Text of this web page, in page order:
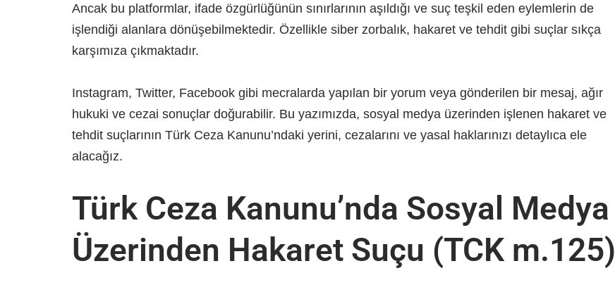
Ancak bu platformlar, ifade özgürlüğünün sınırlarının aşıldığı ve suç teşkil eden eylemlerin de
işlendiği alanlara dönüşebilmektedir. Özellikle siber zorbalık, hakaret ve tehdit gibi suçlar sıkça
karşımıza çıkmaktadır.
Instagram, Twitter, Facebook gibi mecralarda yapılan bir yorum veya gönderilen bir mesaj, ağır
hukuki ve cezai sonuçlar doğurabilir. Bu yazımızda, sosyal medya üzerinden işlenen hakaret ve
tehdit suçlarının Türk Ceza Kanunu’ndaki yerini, cezalarını ve yasal haklarınızı detaylıca ele
alacağız.
Türk Ceza Kanunu’nda Sosyal Medya
Üzerinden Hakaret Suçu (TCK m.125)